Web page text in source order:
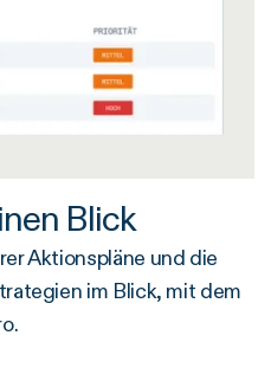
Blick
Aktionspläne und die
im Blick, mit dem